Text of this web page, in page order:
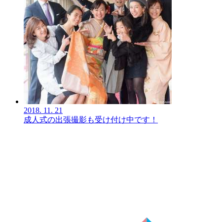
2018. 11. 21
成人式の出張撮影も受け付け中です！